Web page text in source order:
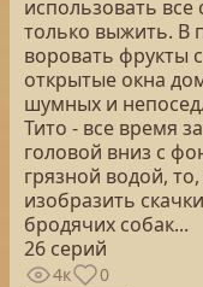
использовать все
только выжить. В
воровать фрукты
открытые окна
шумных и
Тито - все время
головой вниз с
грязной водой,
изобразить
бродячих собак...
26 серий
4к 0